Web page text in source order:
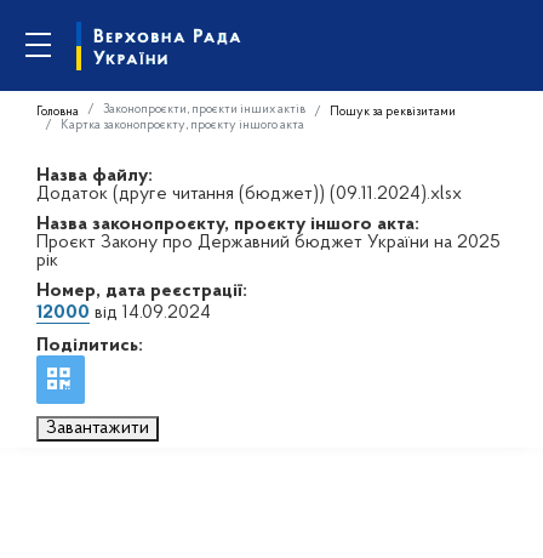
Головна Законопроєкти, проєкти інших актів
Пошук за реквізитами
Картка законопроєкту, проєкту іншого акта
Назва файлу:
Додаток (друге читання (бюджет)) (09.11.2024).xlsx
Назва законопроєкту, проєкту іншого акта:
Проєкт Закону про Державний бюджет України на 2025
рік
Номер, дата реєстрації:
12000 від 14.09.2024
Поділитись:
Завантажити